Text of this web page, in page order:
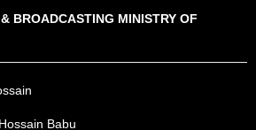
BROADCASTING MINISTRY OF
Babu